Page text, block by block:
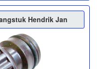
Hendrik Jan